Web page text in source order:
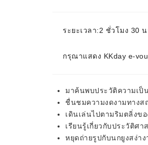
ระยะเวลา:2 ชั่วโมง 30
กรุณาแสดง KKday e-
มาค้นพบประวัติความเป็
ชื่นชมความงดงามทางส
เดินเล่นไปตามริมตลิ่งข
เรียนรู้เกี่ยวกับประวัติศ
หยุดถ่ายรูปกับนกยูงสง่า